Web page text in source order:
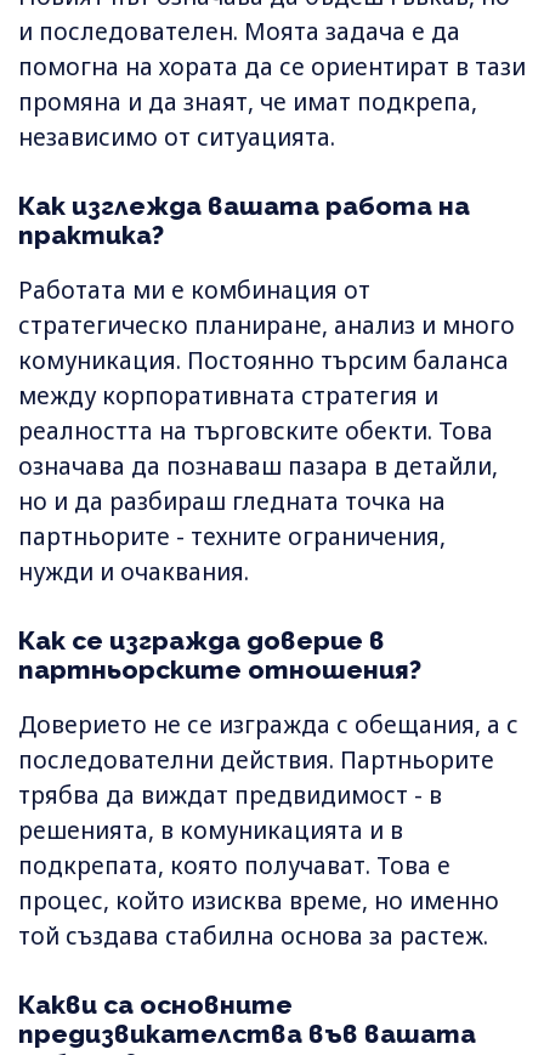
и последователен. Моята задача е да
помогна на хората да се ориентират в тази
промяна и да знаят, че имат подкрепа,
независимо от ситуацията.
Как изглежда вашата работа на
практика?
Работата ми е комбинация от
стратегическо планиране, анализ и много
комуникация. Постоянно търсим баланса
между корпоративната стратегия и
реалността на търговските обекти. Това
означава да познаваш пазара в детайли,
но и да разбираш гледната точка на
партньорите - техните ограничения,
нужди и очаквания.
Как се изгражда доверие в
партньорските отношения?
Доверието не се изгражда с обещания, а с
последователни действия. Партньорите
трябва да виждат предвидимост - в
решенията, в комуникацията и в
подкрепата, която получават. Това е
процес, който изисква време, но именно
той създава стабилна основа за растеж.
Какви са основните
предизвикателства във вашата